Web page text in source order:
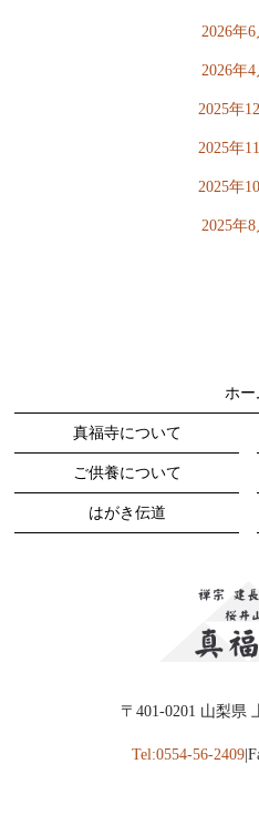
2026年6
2026年4
2025年
2025年
2025年
2025年8
2023年
2023年
2023年
2023年
2022年8
2022年
2022年1
ホー
真福寺について
ご供養について
はがき伝道
〒401-0201 山梨県
Tel:0554-56-2409